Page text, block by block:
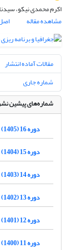
اکرم محمدی نیکو،
مشاهده مقاله
مقالات آماده انتشار
شماره جاری
شماره‌های پیشین
دوره 16 (1405)
دوره 15 (1404)
دوره 14 (1403)
دوره 13 (1402)
دوره 12 (1401)
دوره 11 (1400)